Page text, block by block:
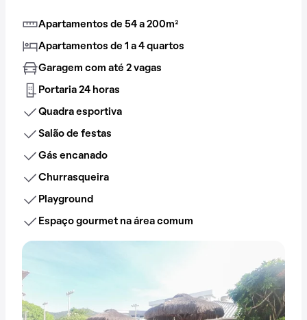
Apartamentos de 54 a 200m²
Apartamentos de 1 a 4 quartos
Garagem com até 2 vagas
Portaria 24 horas
Quadra esportiva
Salão de festas
Gás encanado
Churrasqueira
Playground
Espaço gourmet na área comum